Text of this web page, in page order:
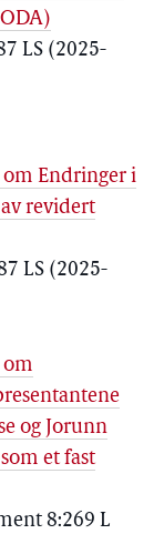
LS (2025-
Endringer i
revidert
LS (2025-
og Jorunn
et fast
8:269 L